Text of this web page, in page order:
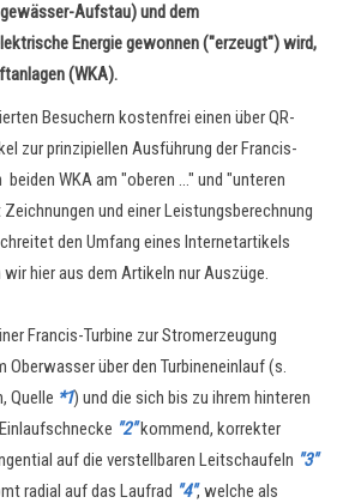
Aufstau) und dem
Energie gewonnen ("erzeugt") wird,
(WKA).
Besuchern kostenfrei einen über QR-
zur prinzipiellen Ausführung der Francis-
WKA am "oberen ..." und "unteren
und einer Leistungsberechnung
den Umfang eines Internetartikels
hier aus dem Artikeln nur Auszüge.
Francis-Turbine zur Stromerzeugung
über den Turbineneinlauf (s.
Quelle *1) und die sich bis zu ihrem hinteren
"2"kommend, korrekter
auf die verstellbaren Leitschaufeln "3"
radial auf das Laufrad "4", welche als